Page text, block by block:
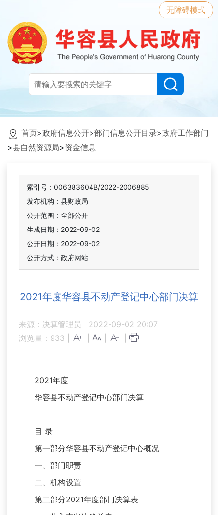
无障碍模式
首页>政府信息公开>部门信息公开目录>政府工作部门
>县自然资源局>资金信息
索引号：006383604B/2022-2006885
发布机构：县财政局
公开范围：全部公开
生成日期：2022-09-02
公开日期：2022-09-02
公开方式：政府网站
2021年度华容县不动产登记中心部门决算
来源：决算管理员
2022-09-02 20:07
浏览量： 933
2021年度
华容县不动产登记中心部门决算
目 录
第一部分华容县不动产登记中心概况
一、部门职责
二、机构设置
第二部分2021年度部门决算表